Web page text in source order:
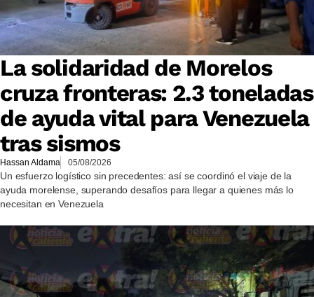
La solidaridad de Morelos
cruza fronteras: 2.3 toneladas
de ayuda vital para Venezuela
tras sismos
Hassan Aldama 05/08/2026
Un esfuerzo logístico sin precedentes: así se coordinó el viaje de la
ayuda morelense, superando desafíos para llegar a quienes más lo
necesitan en Venezuela